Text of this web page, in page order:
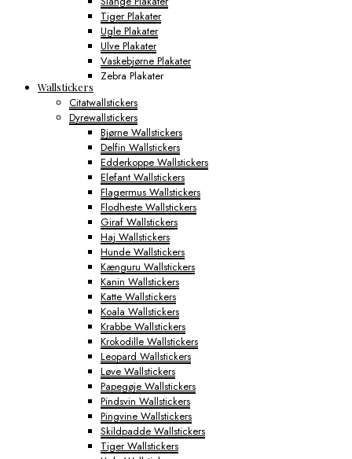
Tiger Plakater
Ugle Plakater
Ulve Plakater
Vaskebjørne Plakater
Zebra Plakater
Gamerplakater
Geografi Plakater
Byplakater
Aabenraa Plakater
Aalborg Plakater
Aarhus Plakater
Albertslund Plakater
Ballerup Plakater
Birkerød Plakater
Brande Plakater
Brønderslev Plakater
Esbjerg Plakater
Farum Plakater
Fredericia Plakater
Frederiksberg Plakater
Frederikshavn Plakater
Frederikssund Plakater
Grindsted Plakater
Haderslev Plakater
Haslev Plakater
Helsinge Plakater
Helsingør Plakater
Herning Plakater
Hillerød Plakater
Hinnerup Plakater
Wallstickers
Citatwallstickers
Dyrewallstickers
Bjørne Wallstickers
Delfin Wallstickers
Edderkoppe Wallstickers
Elefant Wallstickers
Flagermus Wallstickers
Flodheste Wallstickers
Giraf Wallstickers
Haj Wallstickers
Hunde Wallstickers
Kænguru Wallstickers
Kanin Wallstickers
Katte Wallstickers
Koala Wallstickers
Krabbe Wallstickers
Krokodille Wallstickers
Leopard Wallstickers
Løve Wallstickers
Papegøje Wallstickers
Pindsvin Wallstickers
Pingvine Wallstickers
Skildpadde Wallstickers
Tiger Wallstickers